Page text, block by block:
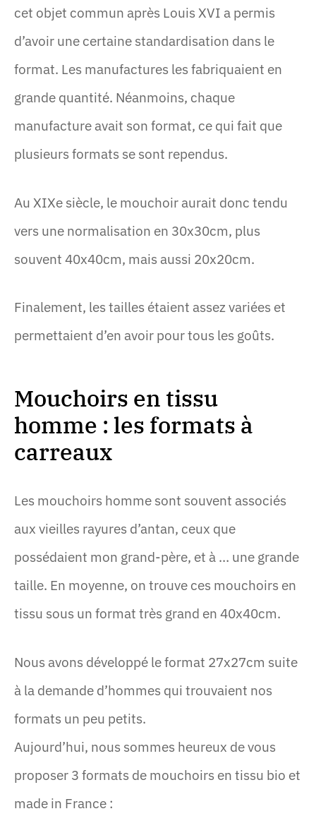
cet objet commun après Louis XVI a permis
d’avoir une certaine standardisation dans le
format. Les manufactures les fabriquaient en
grande quantité. Néanmoins, chaque
manufacture avait son format, ce qui fait que
plusieurs formats se sont rependus.
Au XIXe siècle, le mouchoir aurait donc tendu
vers une normalisation en 30x30cm, plus
souvent 40x40cm, mais aussi 20x20cm.
Finalement, les tailles étaient assez variées et
permettaient d’en avoir pour tous les goûts.
Mouchoirs en tissu
homme : les formats à
carreaux
Les mouchoirs homme sont souvent associés
aux vieilles rayures d’antan, ceux que
possédaient mon grand-père, et à … une grande
taille. En moyenne, on trouve ces mouchoirs en
tissu sous un format très grand en 40x40cm.
Nous avons développé le format 27x27cm suite
à la demande d’hommes qui trouvaient nos
formats un peu petits.
Aujourd’hui, nous sommes heureux de vous
proposer 3 formats de mouchoirs en tissu bio et
made in France :